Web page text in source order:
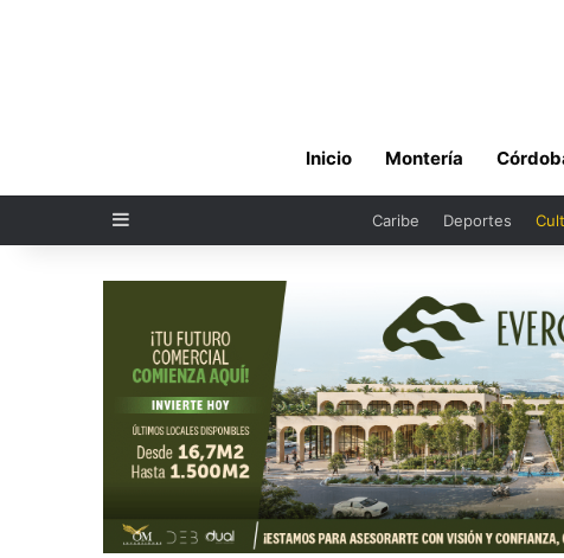
Inicio Montería
Sidebar Caribe Deportes